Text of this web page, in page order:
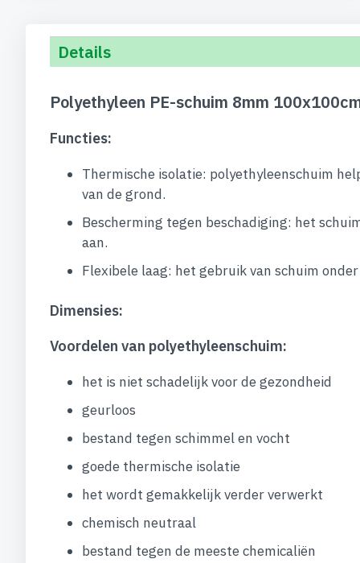
Details
Polyethyleen PE-schuim 8mm
Functies:
Thermische isolatie: polyethyleenschuim
van de grond.
Bescherming tegen beschadiging: het
aan.
Flexibele laag: het gebruik van schuim
Dimensies:
Voordelen van polyethyleenschuim:
het is niet schadelijk voor de gezondheid
geurloos
bestand tegen schimmel en vocht
goede thermische isolatie
het wordt gemakkelijk verder verwerkt
chemisch neutraal
bestand tegen de meeste chemicaliën